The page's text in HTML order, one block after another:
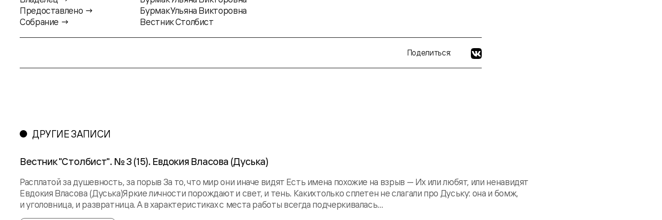
Предоставлено →
Собрание →
Бурмак Ульяна Викторовна
Вестник Столбист
Поделиться:
ДРУГИЕ ЗАПИСИ
Вестник "Столбист". № 3 (15). Евдокия Власова (Дуська)
Расплатой за душевность, за порыв За то, что мир они иначе видят Есть имена похожие на взрыв — Их или любят, или ненавидят
Евдокия Власова (Дуська)Яркие личности порождают и свет, и тень. Каких только сплетен не слагали про Дуську: она и бомж,
и уголовница, и развратница. А в характеристиках с места работы всегда подчеркивалась...